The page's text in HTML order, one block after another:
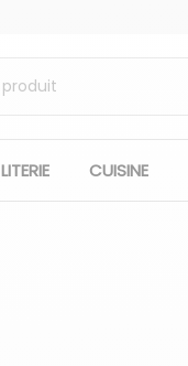
LITERIE CUISINE